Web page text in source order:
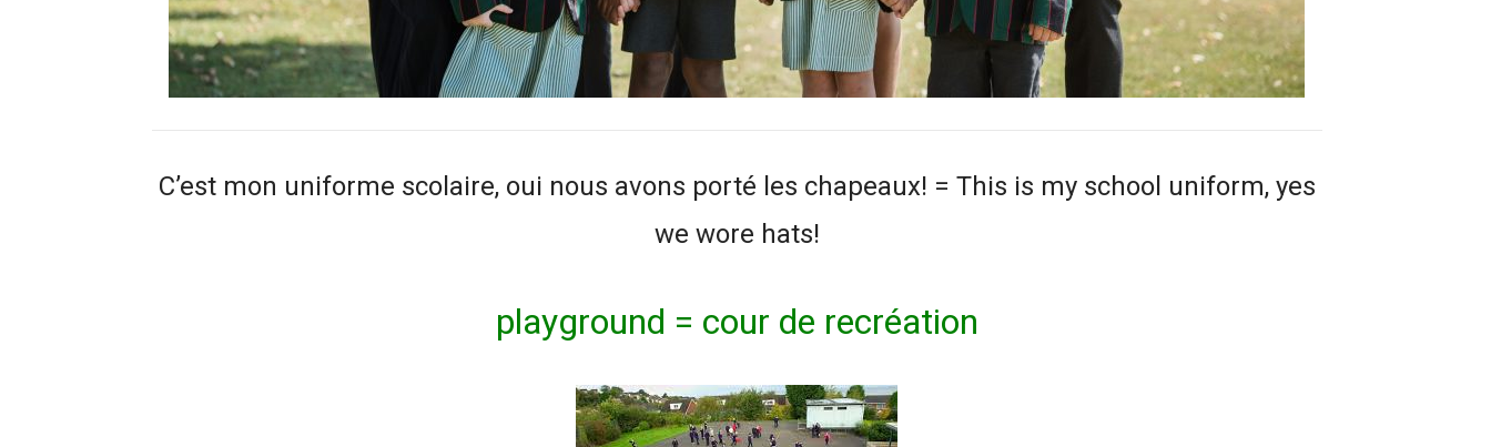
C’est mon uniforme scolaire, oui nous avons porté les chapeaux! = This is my school uniform, yes
we wore hats!
playground = cour de recréation